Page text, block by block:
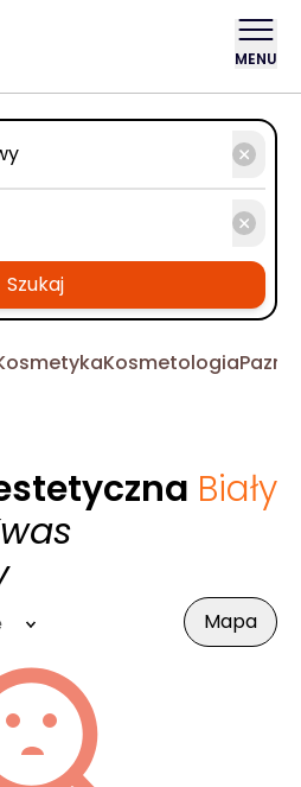
MENU
Szukaj
Kosmetologia
Biały
Mapa